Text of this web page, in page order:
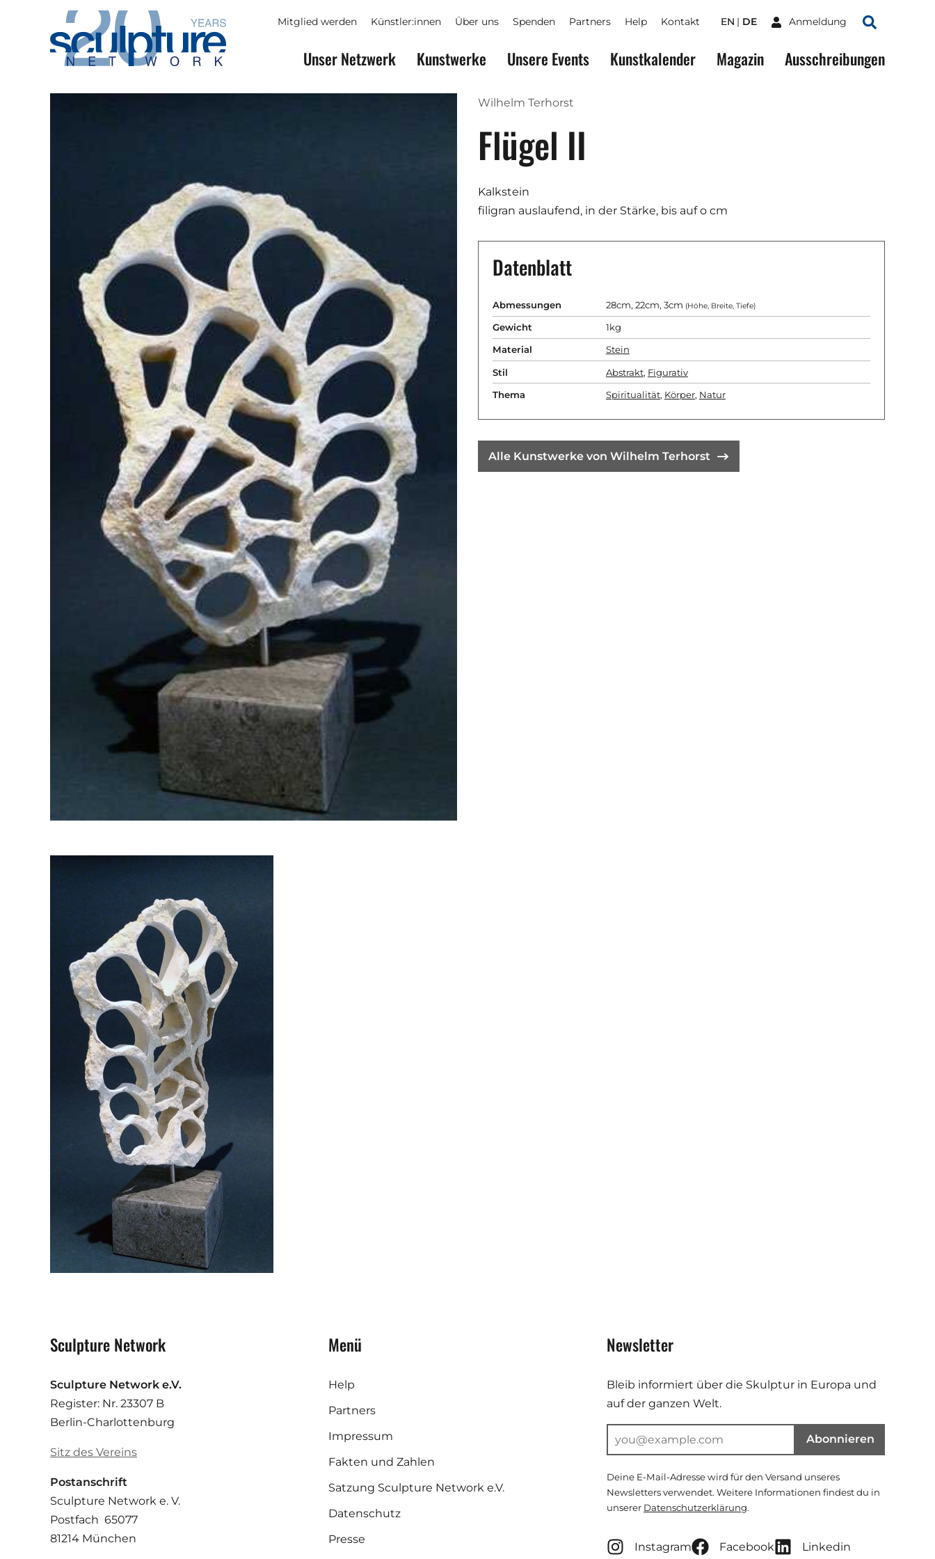
Skip to main content
Mitglied werden Künstler:innen Über uns Spenden Partners Help Kontakt EN DE Anmeldung
Suchen
Unser Netzwerk Kunstwerke Unsere Events Kunstkalender Magazin Ausschreibungen
Wilhelm Terhorst
Flügel II
Kalkstein
filigran auslaufend, in der Stärke, bis auf o cm
Datenblatt
Abmessungen 28cm, 22cm, 3cm (Höhe, Breite, Tiefe)
Gewicht 1kg
Material Stein
Stil Abstrakt, Figurativ
Thema Spiritualität, Körper, Natur
Alle Kunstwerke von Wilhelm Terhorst
Sculpture Network
Sculpture Network e.V.
Register: Nr. 23307 B
Berlin-Charlottenburg
Sitz des Vereins
Postanschrift
Sculpture Network e. V.
Postfach 65077
81214 München
Menü
Help
Partners
Impressum
Fakten und Zahlen
Satzung Sculpture Network e.V.
Datenschutz
Presse
Newsletter
Bleib informiert über die Skulptur in Europa und
auf der ganzen Welt.
Abonnieren
Deine E-Mail-Adresse wird für den Versand unseres
Newsletters verwendet. Weitere Informationen findest du in
unserer Datenschutzerklärung.
Instagram Facebook Linkedin